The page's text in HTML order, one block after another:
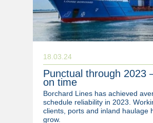
18.03.24
Punctual through 2023
on time
Borchard Lines has achieved
schedule reliability in 2023.
clients, ports and inland haulage
grow.